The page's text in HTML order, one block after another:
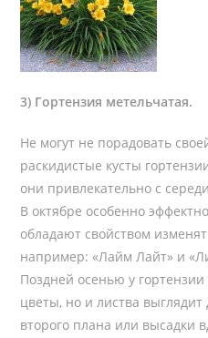
3) Гортензия метельчатая.
Не могут не порадовать
раскидистые кусты
они привлекательно с
В октябре особенно
обладают свойством
например: «Лайм Лайт» и
Поздней осенью у
цветы, но и листва
второго плана или высадки